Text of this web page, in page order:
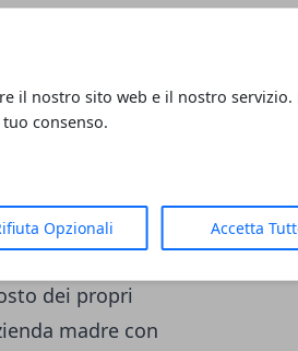
il nostro sito web e il nostro servizio.
consenso.
Opzionali Accetta
di essi è
tipologia di
interessi di
mercato
davanti di fronte
dei propri
madre con